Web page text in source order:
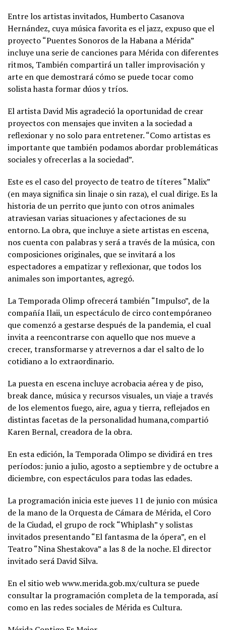
Entre los artistas invitados, Humberto Casanova
Hernández, cuya música favorita es el jazz, expuso que el
proyecto “Puentes Sonoros de la Habana a Mérida”
incluye una serie de canciones para Mérida con diferentes
ritmos, También compartirá un taller improvisación y
arte en que demostrará cómo se puede tocar como
solista hasta formar dúos y tríos.
El artista David Mis agradeció la oportunidad de crear
proyectos con mensajes que inviten a la sociedad a
reflexionar y no solo para entretener. “Como artistas es
importante que también podamos abordar problemáticas
sociales y ofrecerlas a la sociedad”.
Este es el caso del proyecto de teatro de títeres “Malix”
(en maya significa sin linaje o sin raza), el cual dirige. Es la
historia de un perrito que junto con otros animales
atraviesan varias situaciones y afectaciones de su
entorno. La obra, que incluye a siete artistas en escena,
nos cuenta con palabras y será a través de la música, con
composiciones originales, que se invitará a los
espectadores a empatizar y reflexionar, que todos los
animales son importantes, agregó.
La Temporada Olimp ofrecerá también “Impulso”, de la
compañía Ilaii, un espectáculo de circo contempóraneo
que comenzó a gestarse después de la pandemia, el cual
invita a reencontrarse con aquello que nos mueve a
crecer, transformarse y atrevernos a dar el salto de lo
cotidiano a lo extraordinario.
La puesta en escena incluye acrobacia aérea y de piso,
break dance, música y recursos visuales, un viaje a través
de los elementos fuego, aire, agua y tierra, reflejados en
distintas facetas de la personalidad humana,compartió
Karen Bernal, creadora de la obra.
En esta edición, la Temporada Olimpo se dividirá en tres
períodos: junio a julio, agosto a septiembre y de octubre a
diciembre, con espectáculos para todas las edades.
La programación inicia este jueves 11 de junio con música
de la mano de la Orquesta de Cámara de Mérida, el Coro
de la Ciudad, el grupo de rock “Whiplash” y solistas
invitados presentando “El fantasma de la ópera”, en el
Teatro “Nina Shestakova” a las 8 de la noche. El director
invitado será David Silva.
En el sitio web www.merida.gob.mx/cultura se puede
consultar la programación completa de la temporada, así
como en las redes sociales de Mérida es Cultura.